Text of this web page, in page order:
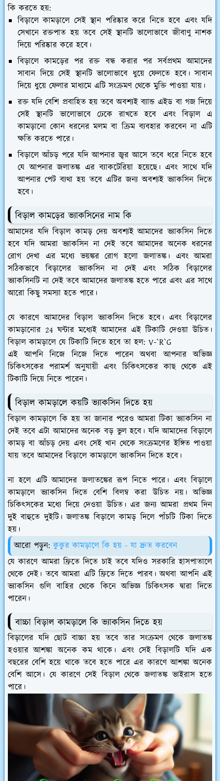
কি করতে হয়:
বিড়ালে কামড়ালে সেই স্থান পরিষ্কার করে নিতে হবে এবং যদি
সেখানে রক্তপাত হয় তবে সেই স্থানটি ভালোভাবে জীবাণু নাশক
দিয়ে পরিষ্কার করে হবে।
বিড়ালে কামড়ের পর রক্ত ​​বন্ধ করার পর সর্বপ্রথম আমাদের
সাবান দিয়ে সেই স্থানটি ভালোভাবে ধুয়ে ফেলতে হবে। সাবান
দিয়ে ধুয়ে ফেলার মাধ্যমে এটি সংক্রমণ থেকে মুক্তি পাওয়া যায়।
রক্ত যদি বেশি প্রবাহিত হয় তবে অবশ্যই ব্যান্ড এইড বা গজ দিয়ে
সেই স্থানটি ভালোভাবে ঢেকে রাখতে হবে এবং বিড়াল এ
কামড়ানো কোন ধরনের মলম বা ক্রিম ব্যবহার করবেন না এটি
ক্ষতি করতে পারে।
বিড়ালে আঁচড় পরে যদি আপনার জ্বর আসে তবে ধরে নিতে হবে
যে আপনার জলাতঙ্ক এর ব্যাকটেরিয়া হয়েছে। এবং সাথে যদি
আপনার পেট ব্যথা হয় তবে এটির জন্য অবশ্যই ভ্যাকসিন দিতে
হবে।
বিড়াল কামড়ের ভ্যাকসিনের নাম কি
আমাদের যদি বিড়াল কামড় দেয় অবশ্যই আমাদের ভ্যাকসিন দিতে
হবে যদি আমরা ভ্যাকসিন না দেই তবে আমাদের অনেক ধরনের
রোগ দেখা এর মধ্যে ভয়ঙ্কর রোগ হলো জলাতঙ্ক। এবং আমরা
সঠিকভাবে বিড়ালের ভ্যাকসিন না দেই এবং সঠিক বিড়ালের
ভ্যাকসিনটি না দেই তবে আমাদের জলাতঙ্ক হতে পারে এবং এর সাথে
আরো কিছু সমস্যা হতে পারে।
যে কারণে আমাদের বিড়াল ভ্যাকসিন দিতে হবে। এবং বিড়ালের
কামড়ানোর 24 ঘন্টার মধ্যেই আমাদের এই টিকাটি দেওয়া উচিত।
বিড়াল কামড়ালে যে টিকাটি দিতে হবে তা হল: V-`R`G
এই আপনি নিজে নিজে দিতে পারেন অথবা আপনার অভিজ্ঞ
চিকিৎসকের পরামর্শ অনুযায়ী এবং চিকিৎসকের কাছ থেকে এই
টিকাটি দিয়ে নিতে পারেন।
বিড়াল কামড়ালে কয়টি ভ্যাকসিন দিতে হয়
বিড়াল কামড়ালে কি হয় তা জানার পরেও আমরা টিকা ভ্যাকসিন না
দেই তবে এটা আমাদের অনেক বড় ভুল হবে। যদি আমাদের বিড়ালে
কামড় বা আঁচড় দেয় এবং সেই খান থেকে সংক্রমণের ইঙ্গিত পাওয়া
যায় তবে আমাদের বিড়ালে কামড়ালে ভ্যাকসিন দিতে হবে।
না হলে এটি আমাদের জলাতঙ্কের রূপ নিতে পারে। এবং বিড়ালে
কামড়ালে ভ্যাকসিন দিতে বেশি বিলম্ব করা উচিত নয়। অভিজ্ঞ
চিকিৎসকের মধ্যে দিয়ে দেওয়া উচিত। এর জন্য আমরা প্রথম দিন
দুই বাহুতে দুইটি। জলাতঙ্ক বিড়ালে কামড় দিলে পাঁচটি টিকা দিতে
হয়।
আরো পড়ুন: কুকুর কামড়ালে কি হয় - যা দ্রুত করবেন
যে কারণে আমরা ফ্রিতে দিতে চাই তবে যদিও সরকারি হাসপাতালে
থেকে দেই। তবে আমরা এটি ফ্রিতে দিতে পারব। অথবা আপনি এই
ভ্যাকসিন গুলি বাহির থেকে কিনে অভিজ্ঞ চিকিৎসক দ্বারা দিতে
পারেন।
বাচ্চা বিড়াল কামড়ালে কি ভ্যাকসিন দিতে হয়
বিড়ালের যদি ছোট বাচ্চা হয় তবে তার সংক্রমণ থেকে জলাতঙ্ক
হওয়ার আশঙ্কা অনেক কম থাকে। এবং সেই বিড়ালটি যদি এক
বছরের বেশি হয়ে থাকে তবে হতে পারে এর কারণে আশঙ্কা অনেক
বেশি আসে। যে কারণে সেই বিড়াল থেকে জলাতঙ্ক ভাইরাস হতে
পারে।